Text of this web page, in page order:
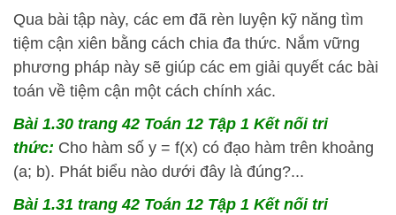
Qua bài tập này, các em đã rèn luyện kỹ năng tìm
tiệm cận xiên bằng cách chia đa thức. Nắm vững
phương pháp này sẽ giúp các em giải quyết các bài
toán về tiệm cận một cách chính xác.
Bài 1.30 trang 42 Toán 12 Tập 1 Kết nối tri
thức: Cho hàm số y = f(x) có đạo hàm trên khoảng
(a; b). Phát biểu nào dưới đây là đúng?...
Bài 1.31 trang 42 Toán 12 Tập 1 Kết nối tri